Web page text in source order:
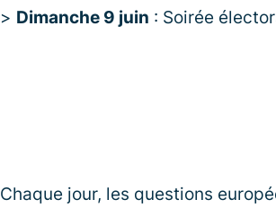
> Dimanche 9 juin : Soirée
Chaque jour, les questions